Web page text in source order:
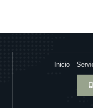
Inicio